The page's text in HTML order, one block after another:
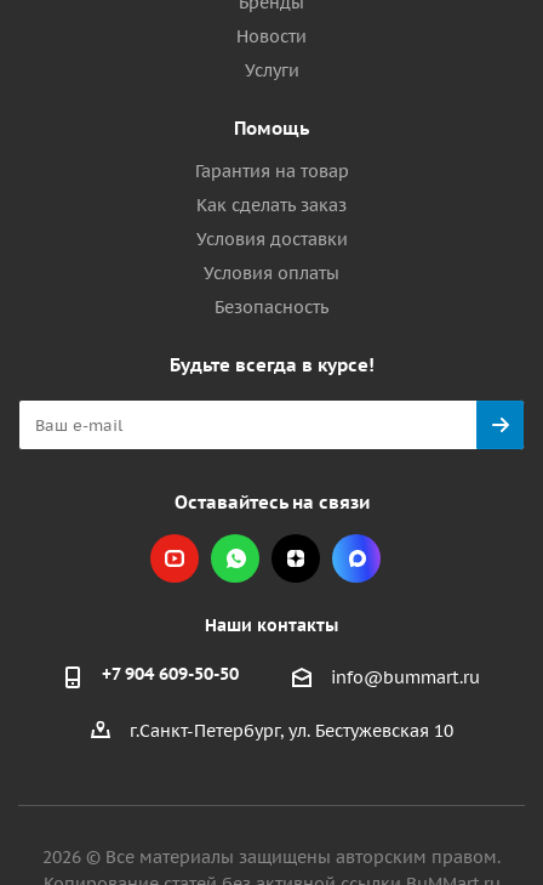
Новости
Услуги
Помощь
Гарантия на товар
Как сделать заказ
Условия доставки
Условия оплаты
Безопасность
Будьте всегда в курсе!
Оставайтесь на связи
Наши контакты
+7 904 609-50-50 info@bummart.ru
г.Санкт-Петербург, ул. Бестужевская 10
2026 © Все материалы защищены авторским правом.